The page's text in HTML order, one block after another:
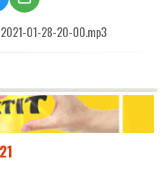
2021-01-28-20-00.mp3